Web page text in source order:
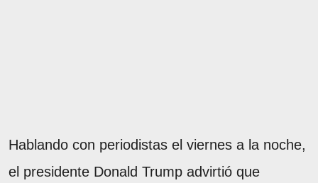
Hablando con periodistas el viernes a la noche,
el presidente Donald Trump advirtió que